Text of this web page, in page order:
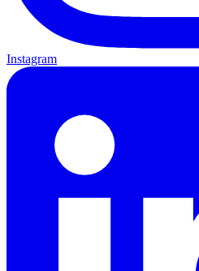
Instagram